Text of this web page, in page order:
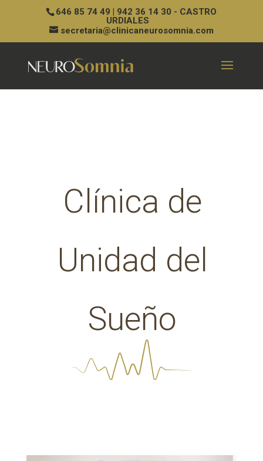
646 85 74 49 | 942 36 14 30 - CASTRO
URDIALES
secretaria@clinicaneurosomnia.com
Clínica de
Unidad del
Sueño